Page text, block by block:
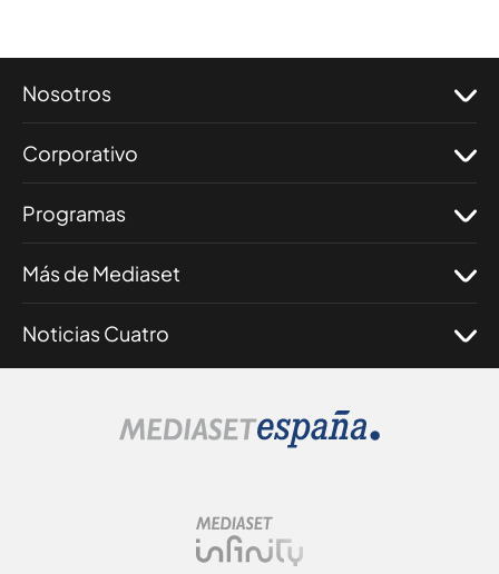
Nosotros
Corporativo
Programas
Más de Mediaset
Noticias Cuatro